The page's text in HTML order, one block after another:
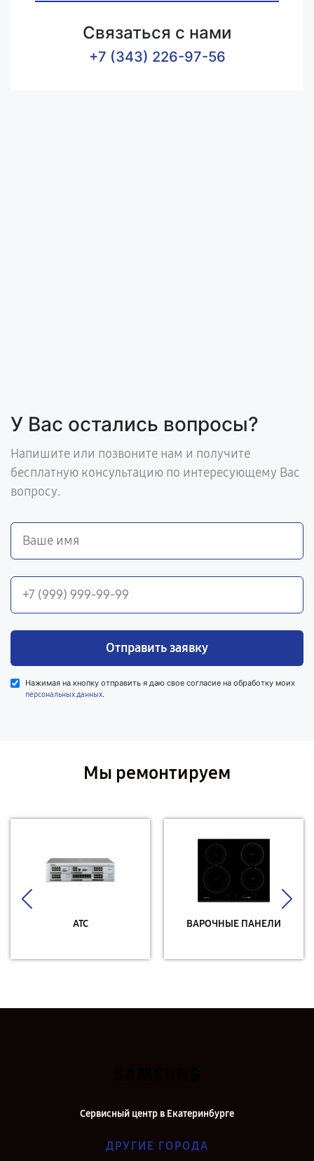
Связаться с нами
+7 (343) 226-97-56
У Вас остались вопросы?
Напишите или позвоните нам и получите
бесплатную консультацию по интересующему Вас
вопросу.
Отправить заявку
Нажимая на кнопку отправить я даю свое согласие на обработку моих
персональных данных.
Мы ремонтируем
АТС ВАРОЧНЫЕ ПАНЕЛИ
Сервисный центр в Екатеринбурге
ДРУГИЕ ГОРОДА